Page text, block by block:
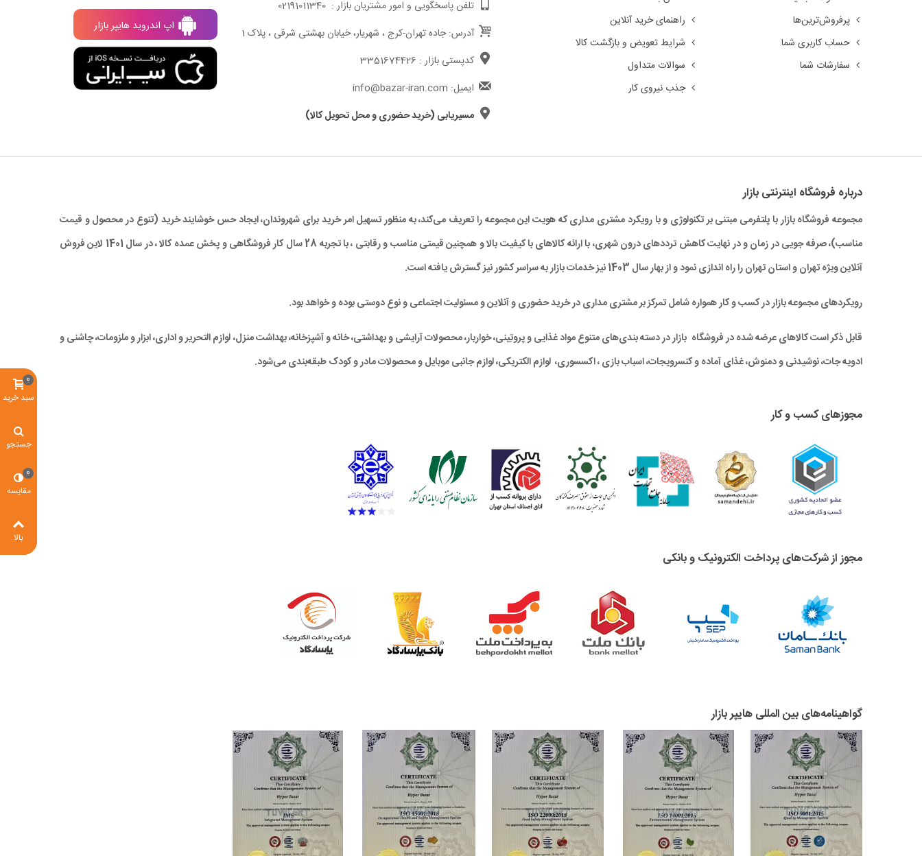
پرفروش‌ترین‌ها
حساب کاربری شما
سفارشات شما
راهنمای خرید آنلاین
شرایط تعویض و بازگشت کالا
سوالات متداول
جذب نیروی کار
تلفن پاسخگویی و امور مشتریان بازار : 02191011340
آدرس: جاده تهران-کرج ، شهریار، خیابان بهشتی شرقی ، پلاک 1
کدپستی بازار : 3351674426
ایمیل: info@bazar-iran.com
مسیریابی (خرید حضوری و محل تحویل کالا)
اپ اندروید هایپر بازار
درباره‌ فروشگاه اینترنتی بازار
مجموعه فروشگاه بازار با پلتفرمی مبتنی بر تکنولوژی و با رویکرد مشتری مداری که هویت این مجموعه را تعریف می‌کند، به منظور تسهیل امر خرید برای شهروندان، ایجاد حس خوشایند خرید (تنوع در محصول و قیمت
مناسب)، صرفه جویی در زمان و در نهایت کاهش ترددهای درون شهری، با ارائه کالاهای با کیفیت بالا و همچنین قیمتی مناسب و رقابتی ، با تجربه 28 سال کار فروشگاهی و پخش عمده کالا ، در سال 1401 لاین فروش
آنلاین ویژه تهران و استان تهران را راه‌ اندازی نمود و از بهار سال 1403 نیز خدمات بازار به سراسر کشور نیز گسترش یافته است.
رویکردهای مجموعه بازار در کسب و کار همواره شامل تمرکز بر مشتری مداری در خرید حضوری و آنلاین و مسئولیت اجتماعی و نوع دوستی بوده و خواهد بود.
قابل ذکر است کالاهای عرضه شده در فروشگاه بازار در دسته بندی‌های متنوع مواد غذایی و پروتِینی، خواربار، محصولات آرایشی و بهداشتی، خانه و آشپزخانه، بهداشت منزل، لوازم التحریر و اداری، ابزار و ملزومات، چاشنی و
ادویه جات، نوشیدنی و دمنوش، غذای آماده و کنسرویجات، اسباب بازی ، اکسسوری، لوازم الکتریکی، لوازم جانبی موبایل و محصولات مادر و کودک طبقه‌بندی می‌شود.
مجوزهای کسب و کار
مجوز از شرکت‌های پرداخت الکترونیک و بانکی
گواهینامه‌های بین المللی هایپر بازار
سبد خرید
0
جستجو
مقایسه
0
بالا